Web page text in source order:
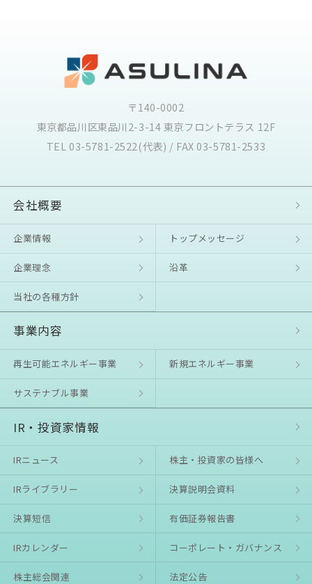
〒140-0002
東京都品川区東品川2-3-14 東京フロントテラス 12F
TEL 03-5781-2522(代表) / FAX 03-5781-2533
会社概要
企業情報 トップメッセージ
企業理念 沿⾰
当社の各種方針
事業内容
再生可能エネルギー事業 新規エネルギー事業
サステナブル事業
IR・投資家情報
IRニュース 株主・投資家の皆様へ
IRライブラリー 決算説明会資料
決算短信 有価証券報告書
IRカレンダー コーポレート・ガバナンス
株主総会関連 法定公告